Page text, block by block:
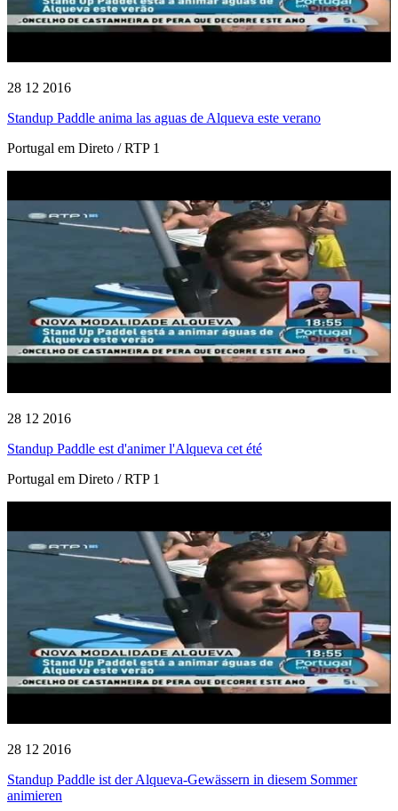
28 12 2016
Standup Paddle anima las aguas de Alqueva este verano
Portugal em Direto / RTP 1
28 12 2016
Standup Paddle est d'animer l'Alqueva cet été
Portugal em Direto / RTP 1
28 12 2016
Standup Paddle ist der Alqueva-Gewässern in diesem Sommer
animieren